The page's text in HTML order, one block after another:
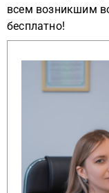
всем возникшим
бесплатно!